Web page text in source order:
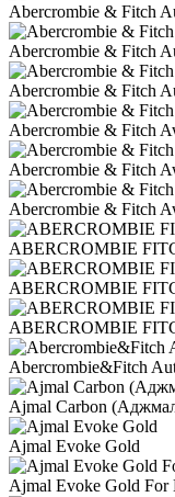
Abercrombie & Fitch
Abercrombie & Fitch
Abercrombie & Fitch
Abercrombie & Fitch
Abercrombie & Fitch
Abercrombie & Fitch
ABERCROMBIE
ABERCROMBIE
ABERCROMBIE
Abercrombie&Fitch
Ajmal Carbon
Ajmal Evoke Gold
Ajmal Evoke Gold For